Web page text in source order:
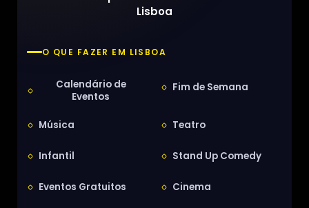
Lisboa
O QUE FAZER EM LISBOA
Calendário de
Eventos
Fim de Semana
Música Teatro
Infantil Stand Up Comedy
Eventos Gratuitos Cinema